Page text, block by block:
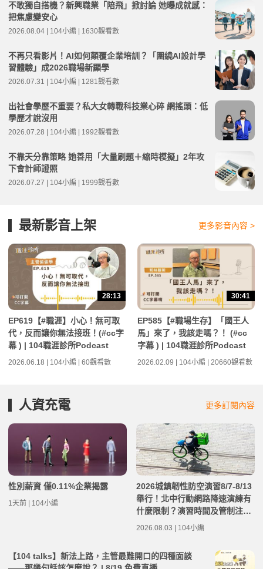
不敢獨自搭機？新興職業「陪飛」掀討論 她曝成就感：
把焦慮變安心
2026.08.04 | 104小編 | 1630觀看數
不再只看影片！AI如何顛覆企業培訓？「圍繞AI設計學
習體驗」成2026職場新顯學
2026.07.31 | 104小編 | 1281觀看數
出社會學歷不重要？私大女轉戰科技業心碎 網搖頭：低
學歷才說沒用
2026.07.28 | 104小編 | 1992觀看數
不靠天分靠策略 她善用「大量刷題＋縮時模擬」2年攻
下會計師證照
2026.07.27 | 104小編 | 1999觀看數
最新影音上架 更多影音內容 >
28:13
EP619【#職涯】小心！無可取
代，反而讓你無法接班！(#cc字
幕 ) | 104職涯診所Podcast
2026.06.18 | 104小編 | 60觀看數
30:41
EP585【#職場生存】「國王人
馬」來了，我該走嗎？！ (#cc
字幕 ) | 104職涯診所Podcast
2026.02.09 | 104小編 | 20660觀看數
人資充電 更多訂閱內容
性別薪資 僅0.11%企業揭露
1天前 | 104小編
2026城鎮韌性防空演習8/7-8/13
舉行！北中行動網路降速演練有
什麼限制？演習時間及管制注意
事項整理
2026.08.03 | 104小編
【104 talks】新法上路，主管最難開口的四種面談